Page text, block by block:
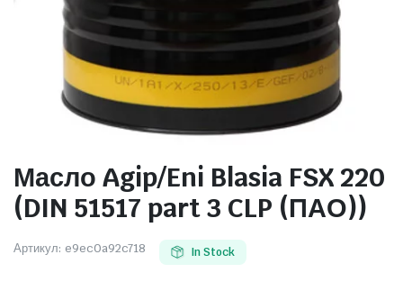
Масло Agip/Eni Blasia FSX 220
(DIN 51517 part 3 CLP (ПАО))
Артикул: e9ec0a92c718 In Stock